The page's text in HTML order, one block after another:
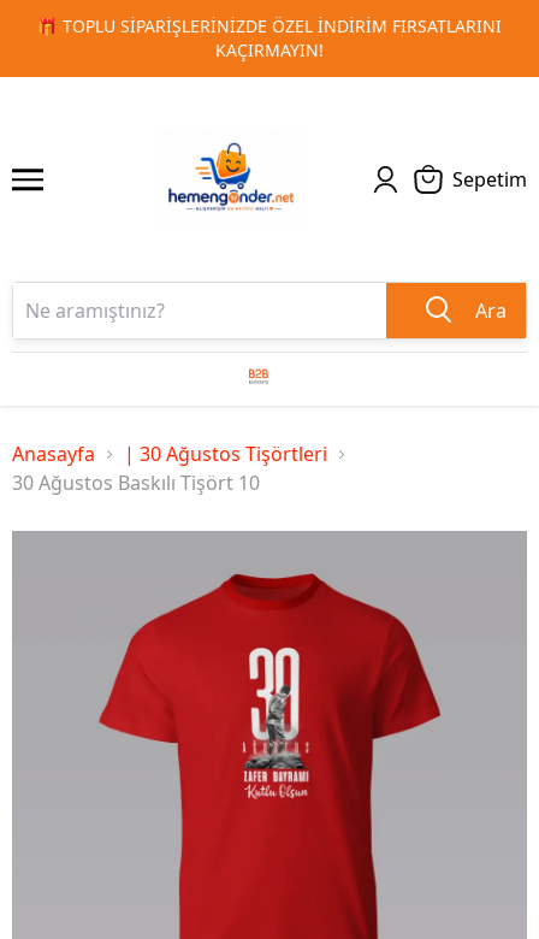
🚀 KURUMSAL PROMOSYON VE MATBAA ÜRÜNLERINDE
TESLIMAT!
1 2
Sepetim
Ara
Anasayfa
| 30 Ağustos Tişörtleri
30 Ağustos Baskılı Tişört 10